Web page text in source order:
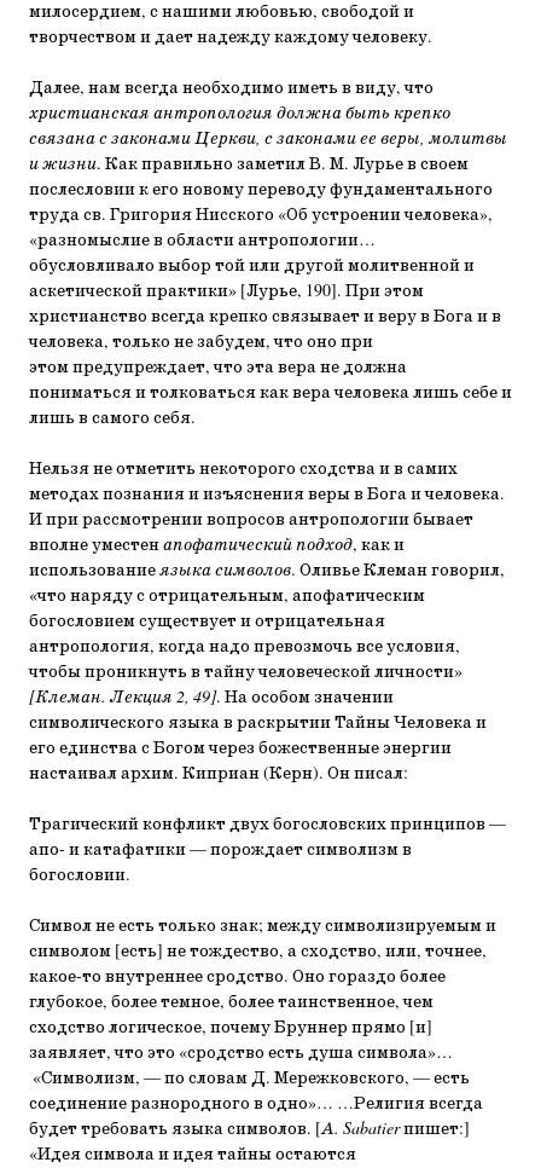
милосердием, с нашими любовью, свободой и
творчеством и дает надежду каждому человеку.
Далее, нам всегда необходимо иметь в виду, что
христианская антропология должна быть крепко
связана с законами Церкви, с законами ее веры, молитвы
и жизни. Как правильно заметил В. М. Лурье в своем
послесловии к его новому переводу фундаментального
труда св. Григория Нисского «Об устроении человека»,
«разномыслие в области антропологии…
обусловливало выбор той или другой молитвенной и
аскетической практики» [Лурье, 190]. При этом
христианство всегда крепко связывает и веру в Бога и в
человека, только не забудем, что оно при
этом предупреждает, что эта вера не должна
пониматься и толковаться как вера человека лишь себе и
лишь в самого себя.
Нельзя не отметить некоторого сходства и в самих
методах познания и изъяснения веры в Бога и человека.
И при рассмотрении вопросов антропологии бывает
вполне уместенапофатический подход, как и
использованиеязыка символов. Оливье Клеман говорил,
«что наряду с отрицательным, апофатическим
богословием существует и отрицательная
антропология, когда надо превозмочь все условия,
чтобы проникнуть в тайну человеческой личности»
[Клеман. Лекция 2, 49]. На особом значении
символического языка в раскрытии Тайны Человека и
его единства с Богом через божественные энергии
настаивал архим. Киприан (Керн). Он писал:
Трагический конфликт двух богословских принципов —
апо- и катафатики — порождает символизм в
богословии.
Символ не есть только знак; между символизируемым и
символом [есть] не тождество, а сходство, или, точнее,
какое-то внутреннее сродство. Оно гораздо более
глубокое, более темное, более таинственное, чем
сходство логическое, почему Бруннер прямо [и]
заявляет, что это «сродство есть душа символа»…
«Символизм, — по словам Д. Мережковского, — есть
соединение разнородного в одно»… …Религия всегда
будет требовать языка символов. [А. Sabatierпишет:]
«Идея символа и идея тайны остаются